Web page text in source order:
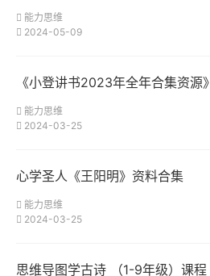
能力思维
2024-05-09
《小登讲书2023年全年合集资源》
能力思维
2024-03-25
心学圣人《王阳明》资料合集
能力思维
2024-03-25
思维导图学古诗 （1-9年级）课程